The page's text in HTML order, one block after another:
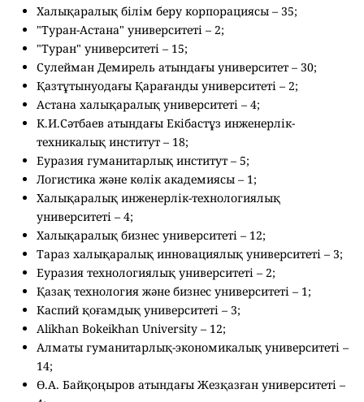
Халықаралық білім беру корпорациясы – 35;
"Туран-Астана" университеті – 2;
"Туран" университеті – 15;
Сулейман Демирель атындағы университет – 30;
Қазтұтынуодағы Қарағанды университеті – 2;
Астана халықаралық университеті – 4;
К.И.Сәтбаев атындағы Екібастұз инженерлік-
техникалық институт – 18;
Еуразия гуманитарлық институт – 5;
Логистика және көлік академиясы – 1;
Халықаралық инженерлік-технологиялық
университеті – 4;
Халықаралық бизнес университеті – 12;
Тараз халықаралық инновациялық университеті – 3;
Еуразия технологиялық университеті – 2;
Қазақ технология және бизнес университеті – 1;
Каспий қоғамдық университеті – 3;
Alikhan Bokeikhan University – 12;
Алматы гуманитарлық-экономикалық университеті –
14;
Ө.А. Байқоңыров атындағы Жезқазған университеті –